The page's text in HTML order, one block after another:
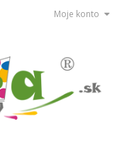
Moje konto